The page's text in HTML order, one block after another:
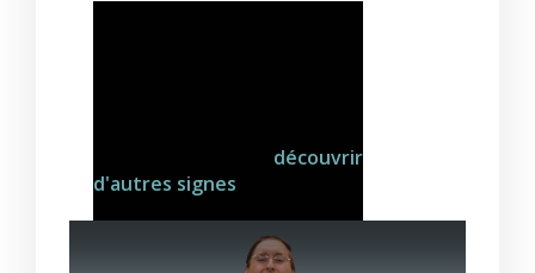
Cliquez ici pour découvrir
d'autres signes